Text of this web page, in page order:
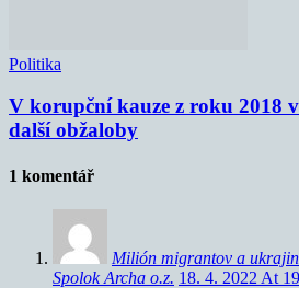
Politika
V korupční kauze z roku 2018
další obžaloby
1 komentář
Milión migrantov a
Spolok Archa o.z. 18. 4. 2022 At